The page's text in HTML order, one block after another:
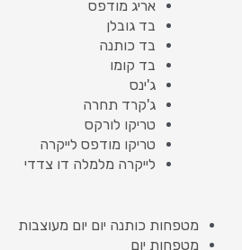
אריג מודפס
בד גובלן
בד כותנה
בד קומו
ג'ינס
ג'קרד תחרה
טריקו לורקס
טריקו מודפס לייקרה
לייקרה מלמלה דו צדדי
מטפחות כותנה יום יום מעוצבות
מטפחות יום